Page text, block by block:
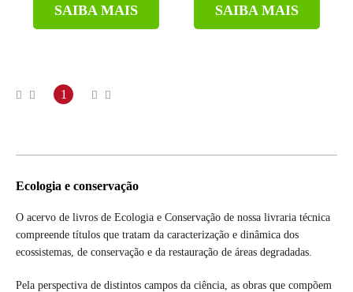
SAIBA MAIS SAIBA MAIS
1
Ecologia e conservação
O acervo de livros de Ecologia e Conservação de nossa livraria técnica
compreende títulos que tratam da caracterização e dinâmica dos
ecossistemas, de conservação e da restauração de áreas degradadas.
Pela perspectiva de distintos campos da ciência, as obras que compõem